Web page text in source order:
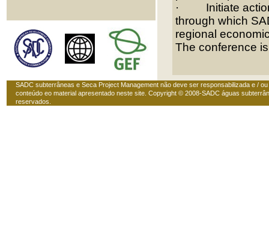
·
Initiate
through which
regional
The conference
SADC subterrâneas e Seca Project Management não deve ser responsabilizada e /
conteúdo eo material apresentado neste site. Copyright © 2008-SADC águas
reservados.